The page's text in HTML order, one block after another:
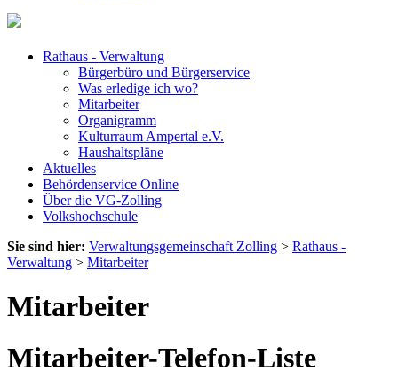
Rathaus - Verwaltung
Bürgerbüro und Bürgerservice
Was erledige ich wo?
Mitarbeiter
Organigramm
Kulturraum Ampertal e.V.
Haushaltspläne
Aktuelles
Behördenservice Online
Über die VG-Zolling
Volkshochschule
Sie sind hier: Verwaltungsgemeinschaft Zolling > Rathaus -
Verwaltung > Mitarbeiter
Mitarbeiter
Mitarbeiter-Telefon-Liste